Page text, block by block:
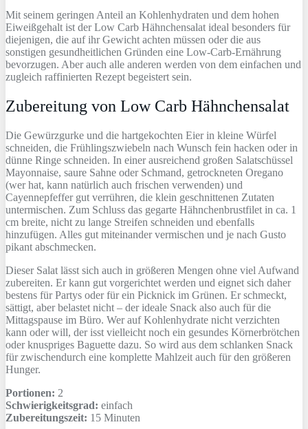
Mit seinem geringen Anteil an Kohlenhydraten und dem hohen
Eiweißgehalt ist der Low Carb Hähnchensalat ideal besonders für
diejenigen, die auf ihr Gewicht achten müssen oder die aus
sonstigen gesundheitlichen Gründen eine Low-Carb-Ernährung
bevorzugen. Aber auch alle anderen werden von dem einfachen und
zugleich raffinierten Rezept begeistert sein.
Zubereitung von Low Carb Hähnchensalat
Die Gewürzgurke und die hartgekochten Eier in kleine Würfel
schneiden, die Frühlingszwiebeln nach Wunsch fein hacken oder in
dünne Ringe schneiden. In einer ausreichend großen Salatschüssel
Mayonnaise, saure Sahne oder Schmand, getrockneten Oregano
(wer hat, kann natürlich auch frischen verwenden) und
Cayennepfeffer gut verrühren, die klein geschnittenen Zutaten
untermischen. Zum Schluss das gegarte Hähnchenbrustfilet in ca. 1
cm breite, nicht zu lange Streifen schneiden und ebenfalls
hinzufügen. Alles gut miteinander vermischen und je nach Gusto
pikant abschmecken.
Dieser Salat lässt sich auch in größeren Mengen ohne viel Aufwand
zubereiten. Er kann gut vorgerichtet werden und eignet sich daher
bestens für Partys oder für ein Picknick im Grünen. Er schmeckt,
sättigt, aber belastet nicht – der ideale Snack also auch für die
Mittagspause im Büro. Wer auf Kohlenhydrate nicht verzichten
kann oder will, der isst vielleicht noch ein gesundes Körnerbrötchen
oder knuspriges Baguette dazu. So wird aus dem schlanken Snack
für zwischendurch eine komplette Mahlzeit auch für den größeren
Hunger.
Portionen: 2
Schwierigkeitsgrad: einfach
Zubereitungszeit: 15 Minuten